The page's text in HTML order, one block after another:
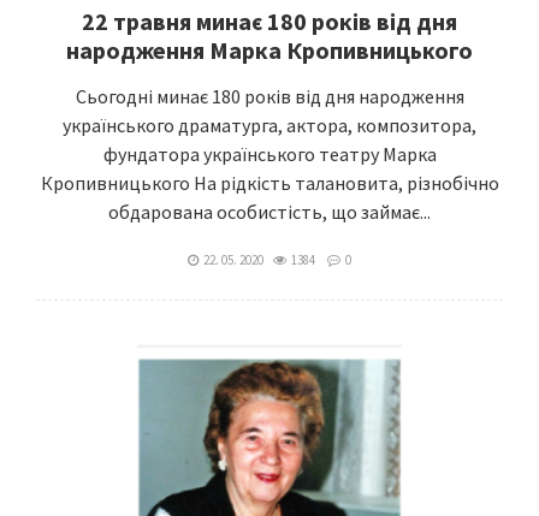
22 травня минає 180 років від дня
народження Марка Кропивницького
Сьогодні минає 180 років від дня народження
українського драматурга, актора, композитора,
фундатора українського театру Марка
Кропивницького На рідкість талановита, різнобічно
обдарована особистість, що займає...
22. 05. 2020 1384 0